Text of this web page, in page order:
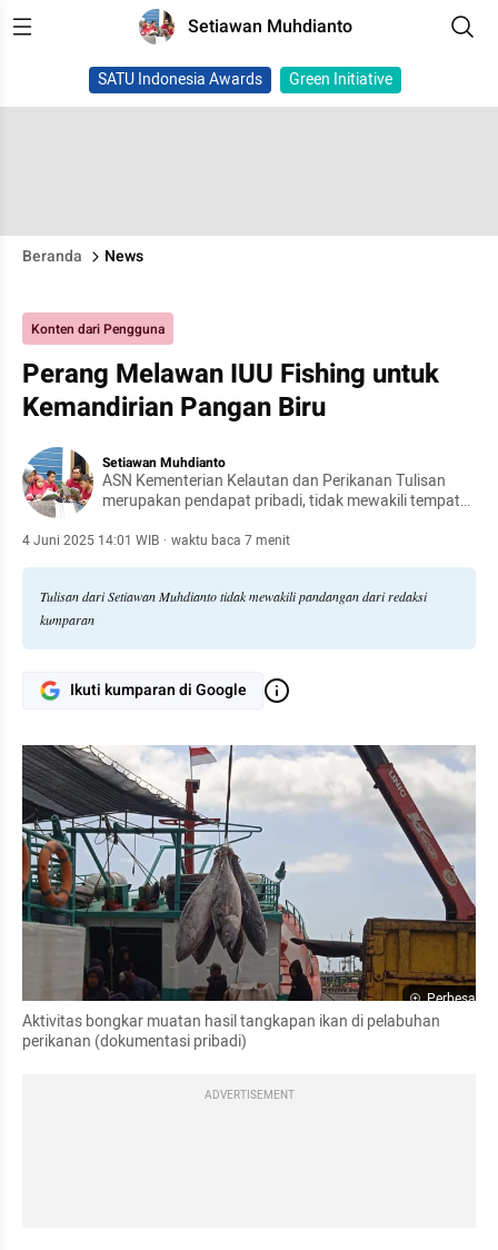
Setiawan Muhdianto
SATU Indonesia Awards Green Initiative
Beranda News
Konten dari Pengguna
Perang Melawan IUU Fishing untuk
Kemandirian Pangan Biru
Setiawan Muhdianto
ASN Kementerian Kelautan dan Perikanan Tulisan
merupakan pendapat pribadi, tidak mewakili tempat
4 Juni 2025 14:01 WIB · waktu baca 7 menit
Tulisan dari Setiawan Muhdianto tidak mewakili pandangan dari redaksi
kumparan
Ikuti kumparan di Google
Perbesar
Aktivitas bongkar muatan hasil tangkapan ikan di pelabuhan
perikanan (dokumentasi pribadi)
ADVERTISEMENT